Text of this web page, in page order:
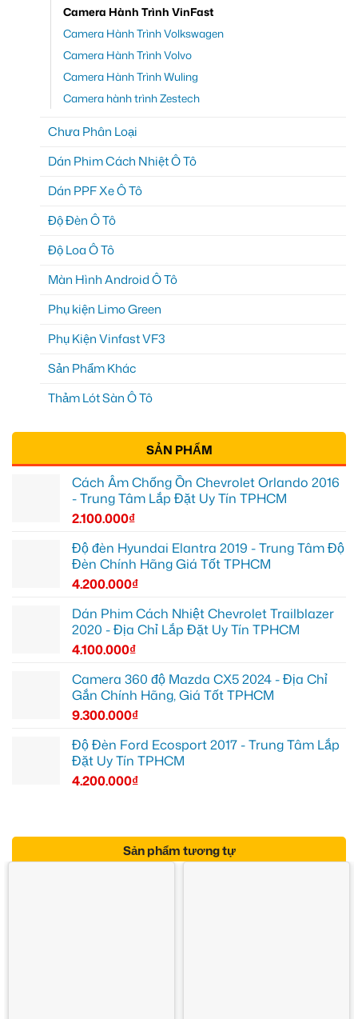
Camera Hành Trình VinFast
Camera Hành Trình Volkswagen
Camera Hành Trình Volvo
Camera Hành Trình Wuling
Camera hành trình Zestech
Chưa Phân Loại
Dán Phim Cách Nhiệt Ô Tô
Dán PPF Xe Ô Tô
Độ Đèn Ô Tô
Độ Loa Ô Tô
Màn Hình Android Ô Tô
Phụ kiện Limo Green
Phụ Kiện Vinfast VF3
Sản Phẩm Khác
Thảm Lót Sàn Ô Tô
SẢN PHẨM
Cách Âm Chống Ồn Chevrolet Orlando 2016
- Trung Tâm Lắp Đặt Uy Tín TPHCM
2.100.000₫
Độ đèn Hyundai Elantra 2019 - Trung Tâm Độ
Đèn Chính Hãng Giá Tốt TPHCM
4.200.000₫
Dán Phim Cách Nhiệt Chevrolet Trailblazer
2020 - Địa Chỉ Lắp Đặt Uy Tín TPHCM
4.100.000₫
Camera 360 độ Mazda CX5 2024 - Địa Chỉ
Gắn Chính Hãng, Giá Tốt TPHCM
9.300.000₫
Độ Đèn Ford Ecosport 2017 - Trung Tâm Lắp
Đặt Uy Tín TPHCM
4.200.000₫
Sản phẩm tương tự